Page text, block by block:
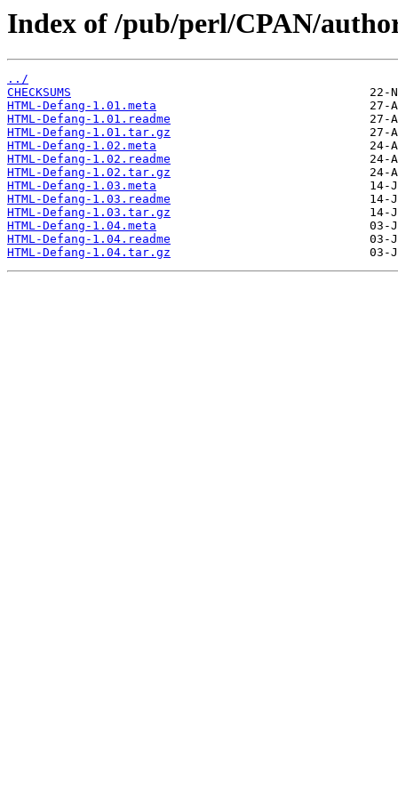
Index of /pub/perl/CPAN/
../
CHECKSUMS
HTML-Defang-1.01.meta
HTML-Defang-1.01.readme
HTML-Defang-1.01.tar.gz
HTML-Defang-1.02.meta
HTML-Defang-1.02.readme
HTML-Defang-1.02.tar.gz
HTML-Defang-1.03.meta
HTML-Defang-1.03.readme
HTML-Defang-1.03.tar.gz
HTML-Defang-1.04.meta
HTML-Defang-1.04.readme
HTML-Defang-1.04.tar.gz